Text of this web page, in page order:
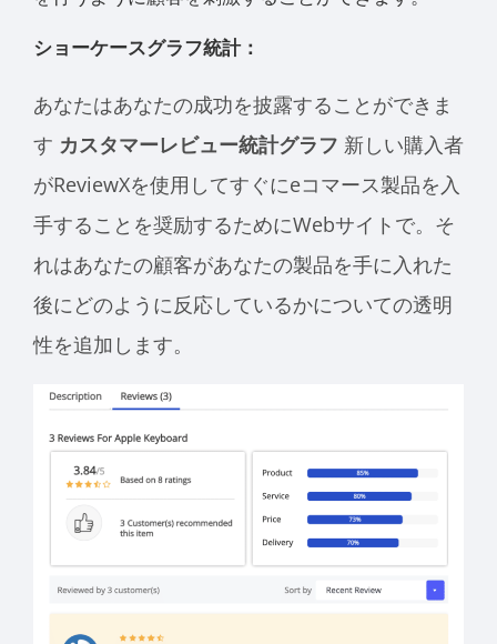
ショーケースグラフ統計：
あなたはあなたの成功を披露することができま
す カスタマーレビュー統計グラフ 新しい購入者
がReviewXを使用してすぐにeコマース製品を入
手することを奨励するためにWebサイトで。そ
れはあなたの顧客があなたの製品を手に入れた
後にどのように反応しているかについての透明
性を追加します。